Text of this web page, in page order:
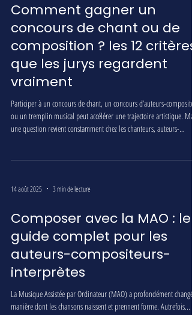
Comment gagner un
concours de chant ou de
composition ? les 12 critères
que les jurys regardent
vraiment
Participer à un concours de chant, un concours d’auteurs-
ou un tremplin musical peut accélérer une trajectoire artistique. Mais
une question revient constamment chez les chanteurs, auteurs-
14 août 2025 3 min de lecture
Composer avec la MAO : le
guide complet pour les
auteurs-compositeurs-
interprètes
La Musique Assistée par Ordinateur (MAO) a profondément changé
manière dont les chansons naissent et prennent forme. Autrefois...